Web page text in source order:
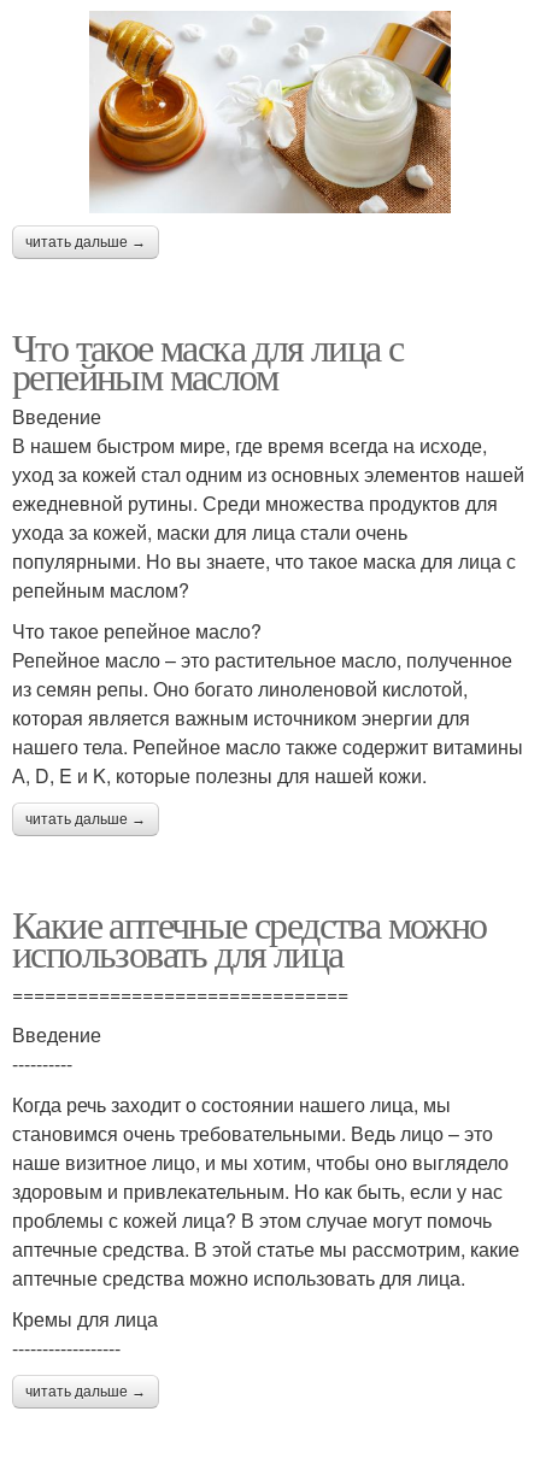
читать дальше →
Что такое маска для лица с
репейным маслом
Введение
В нашем быстром мире, где время всегда на исходе,
уход за кожей стал одним из основных элементов нашей
ежедневной рутины. Среди множества продуктов для
ухода за кожей, маски для лица стали очень
популярными. Но вы знаете, что такое маска для лица с
репейным маслом?
Что такое репейное масло?
Репейное масло – это растительное масло, полученное
из семян репы. Оно богато линоленовой кислотой,
которая является важным источником энергии для
нашего тела. Репейное масло также содержит витамины
А, D, E и K, которые полезны для нашей кожи.
читать дальше →
Какие аптечные средства можно
использовать для лица
===============================
Введение
----------
Когда речь заходит о состоянии нашего лица, мы
становимся очень требовательными. Ведь лицо – это
наше визитное лицо, и мы хотим, чтобы оно выглядело
здоровым и привлекательным. Но как быть, если у нас
проблемы с кожей лица? В этом случае могут помочь
аптечные средства. В этой статье мы рассмотрим, какие
аптечные средства можно использовать для лица.
Кремы для лица
------------------
читать дальше →